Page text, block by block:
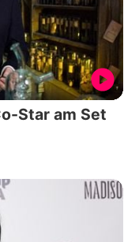
Star am Set